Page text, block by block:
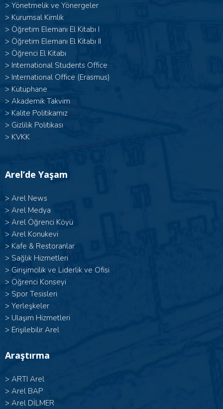
> Yönetmelik ve Yönergeler
> Kurumsal Kimlik
> Öğretim Elemanı El Kitabı I
> Öğretim Elemanı El Kitabı II
> Öğrenci El Kitabı
> International Students Office
> International Office (Erasmus)
> Kütüphane
> Akademik Takvim
> Kalite Politikamız
> Gizlilik Politikası
> KVKK
Arel’de Yaşam
> Arel News
> Arel Medya
> Arel Öğrenci Köyü
> Arel Konukevi
> Kafe & Restoranlar
> Sağlık Hizmetleri
> Girişimcilik ve Liderlik ve Ofisi
> Öğrenci Konseyi
> Spor Tesisleri
> Yerleşkeler
> Ulaşım Hizmetleri
> Erişilebilir Arel
Araştırma
> ARTI Arel
> Arel BAP
> Arel DİLMER